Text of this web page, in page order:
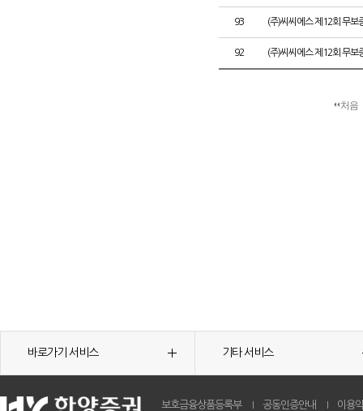
93 (주)씨씨에스 제12회 무보
92 (주)씨씨에스 제12회 무보
처음
바로가기 서비스 기타 서비스
보호금융상품등록부 공동인증안내 이용